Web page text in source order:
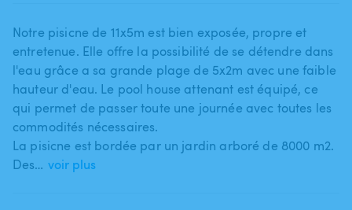
Notre pisicne de 11x5m est bien exposée​,​ propre et
entretenue. Elle offre la possibilité de se détendre dans
l'eau grâce a sa grande plage de 5x2m avec une faible
hauteur d'eau. Le pool house attenant est équipé​,​ ce
qui permet de passer toute une journée avec toutes les
commodités nécessaires.
La pisicne est bordée par un jardin arboré de 8000 m2.
Des… voir plus